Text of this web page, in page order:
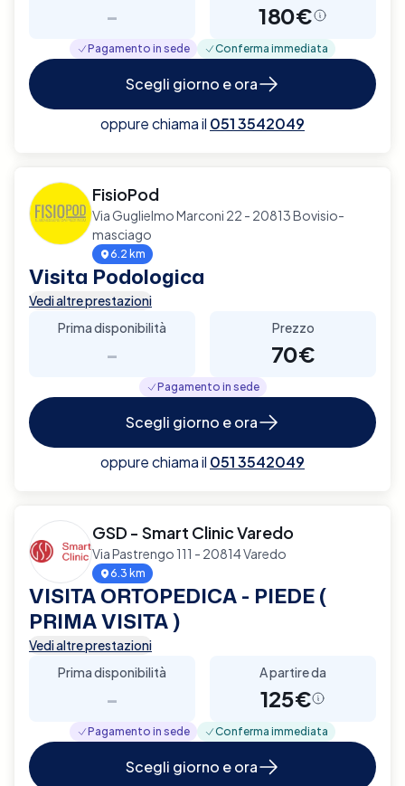
- 180€
Pagamento in sede Conferma immediata
Scegli giorno e ora
oppure chiama il 051 3542049
FisioPod
Via Guglielmo Marconi 22 - 20813 Bovisio-
masciago
6.2 km
Visita Podologica
Vedi altre prestazioni
Prima disponibilità
-
Prezzo
70€
Pagamento in sede
Scegli giorno e ora
oppure chiama il 051 3542049
GSD - Smart Clinic Varedo
Via Pastrengo 111 - 20814 Varedo
6.3 km
VISITA ORTOPEDICA - PIEDE (
PRIMA VISITA )
Vedi altre prestazioni
Prima disponibilità
-
A partire da
125€
Pagamento in sede Conferma immediata
Scegli giorno e ora